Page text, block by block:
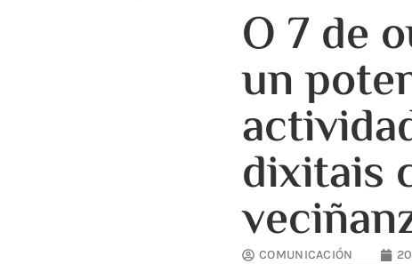
O 7 de
un
dixitais
COMUNICACIÓN